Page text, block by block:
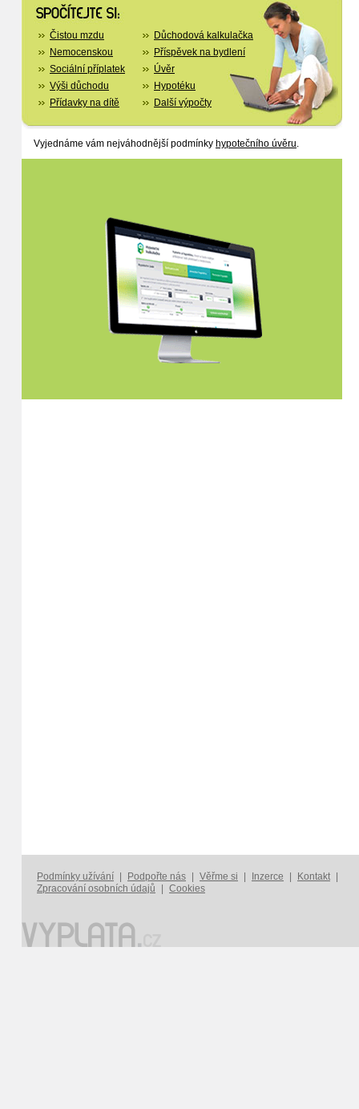
Čistou mzdu
Nemocenskou
Sociální příplatek
Výši důchodu
Přídavky na dítě
Důchodová kalkulačka
Příspěvek na bydlení
Úvěr
Hypotéku
Další výpočty
Vyjednáme vám nejváhodnější podmínky hypotečního úvěru.
Podmínky užívání Podpořte nás Věřme si Inzerce Kontakt
Zpracování osobních údajů
Cookies